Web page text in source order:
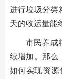
进行垃圾分类
天的收运量能
市民养成
续增加。那么
如何实现资源